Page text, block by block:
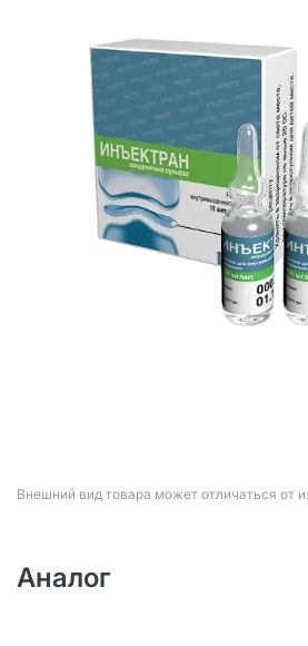
Bнешний вид товара может отличаться от
Аналог